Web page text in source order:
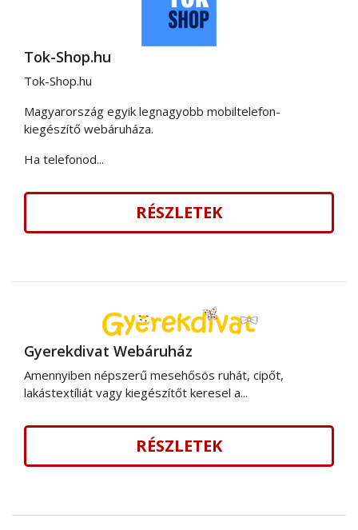
Tok-Shop.hu
Tok-Shop.hu
Magyarország egyik legnagyobb mobiltelefon-
kiegészítő webáruháza.
Ha telefonod...
RÉSZLETEK
Gyerekdivat Webáruház
Amennyiben népszerű mesehősös ruhát, cipőt,
lakástextíliát vagy kiegészítőt keresel a...
RÉSZLETEK